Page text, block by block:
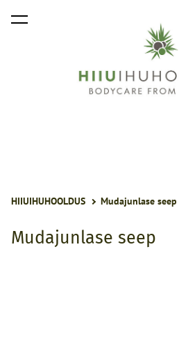
lisati ostukorvi. Vaata ostukorvi
HIIUIHUHOOLDUS Mudajunlase seep
Mudajunlase seep